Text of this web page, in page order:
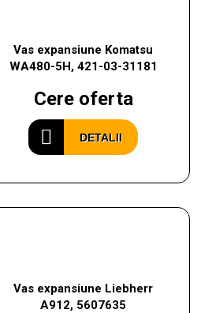
Vas expansiune Komatsu
WA480-5H, 421-03-31181
Cere oferta
DETALII
Vas expansiune Liebherr
A912, 5607635